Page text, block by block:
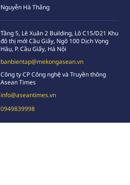
Nguyễn Hà Thắng
Tầng 5, Lê Xuân 2 Building, Lô C15/D21 Khu
đô thị mới Cầu Giấy, Ngõ 100 Dịch Vọng
Hâụ, P. Cầu Giấy, Hà Nội
banbientap@mekongasean.vn
Công ty CP Công nghệ và Truyền thông
Asean Times
info@aseantimes.vn
0949839998